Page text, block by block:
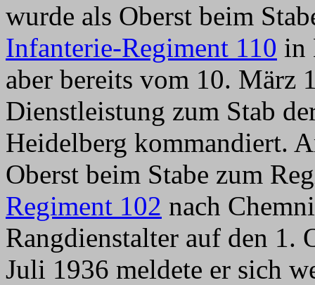
wurde als Oberst beim
Infanterie-Regiment 110 in
aber bereits vom 10. März
Dienstleistung zum Stab
Heidelberg kommandiert.
Oberst beim Stabe zum
Regiment 102 nach
Rangdienstalter auf den 1.
Juli 1936 meldete er sich